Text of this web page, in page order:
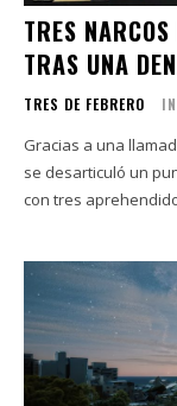
TRES
TRAS UNA
TRES DE FEBRERO
Gracias a una
se desarticuló un
con tres